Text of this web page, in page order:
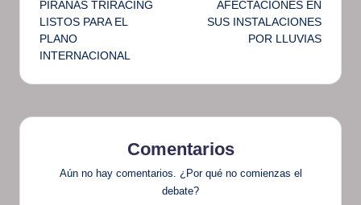
entradas
PIRAÑAS TRIRACING
LISTOS PARA EL
PLANO
INTERNACIONAL
AFECTACIONES EN
SUS INSTALACIONES
POR LLUVIAS
Comentarios
Aún no hay comentarios. ¿Por qué no comienzas el
debate?